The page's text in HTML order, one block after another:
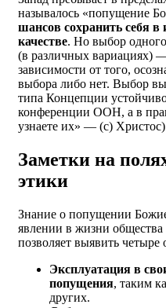
называлось «попущение
шансов сохранить себя
качестве. Но выбор
(в различных вариациях)
зависимости от того,
выбора либо нет. Выбор
типа Концепции
конференции ООН, а в
узнаете их» — (с)
Заметки на
этики
Знание о попущении
явлении в жизни
позволяет выявить
Эксплуатация в
попущения, таким
других.